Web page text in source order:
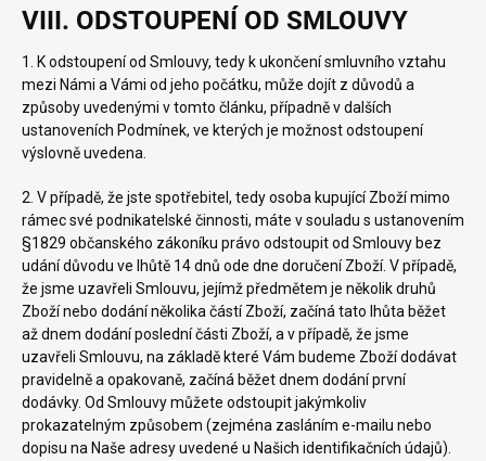
VIII. ODSTOUPENÍ OD SMLOUVY
1. K odstoupení od Smlouvy, tedy k ukončení smluvního vztahu
mezi Námi a Vámi od jeho počátku, může dojít z důvodů a
způsoby uvedenými v tomto článku, případně v dalších
ustanoveních Podmínek, ve kterých je možnost odstoupení
výslovně uvedena.
2. V případě, že jste spotřebitel, tedy osoba kupující Zboží mimo
rámec své podnikatelské činnosti, máte v souladu s ustanovením
§1829 občanského zákoníku právo odstoupit od Smlouvy bez
udání důvodu ve lhůtě 14 dnů ode dne doručení Zboží. V případě,
že jsme uzavřeli Smlouvu, jejímž předmětem je několik druhů
Zboží nebo dodání několika částí Zboží, začíná tato lhůta běžet
až dnem dodání poslední části Zboží, a v případě, že jsme
uzavřeli Smlouvu, na základě které Vám budeme Zboží dodávat
pravidelně a opakovaně, začíná běžet dnem dodání první
dodávky. Od Smlouvy můžete odstoupit jakýmkoliv
prokazatelným způsobem (zejména zasláním e-mailu nebo
dopisu na Naše adresy uvedené u Našich identifikačních údajů).